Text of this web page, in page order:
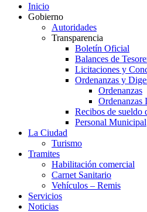
Inicio
Gobierno
Autoridades
Transparencia
Boletín Oficial
Balances de
Licitaciones y
Ordenanzas y
Ordenanzas
Ordenanzas
Recibos de sueldo
Personal Municipal
La Ciudad
Turismo
Tramites
Habilitación comercial
Carnet Sanitario
Vehículos – Remis
Servicios
Noticias